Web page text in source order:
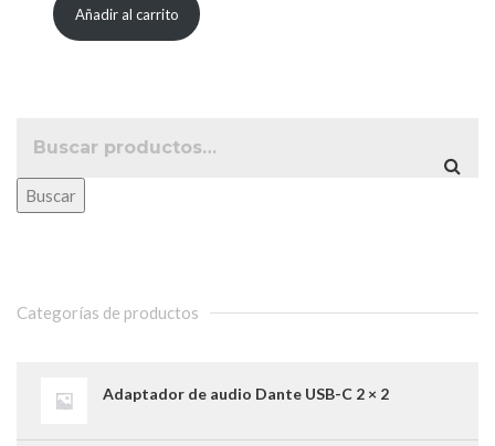
original
actual
Añadir al carrito
Buscar
Categorías de productos
Adaptador de audio Dante USB-C 2 × 2